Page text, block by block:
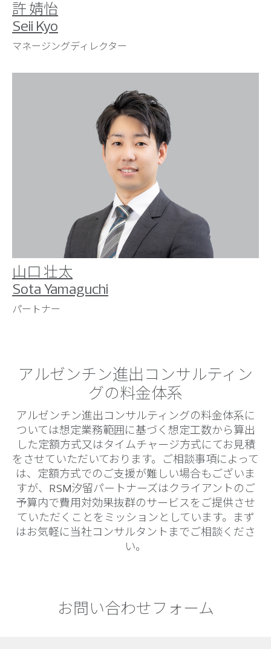
許 婧怡
Seii Kyo
マネージングディレクター
山口 壮太
Sota Yamaguchi
パートナー
アルゼンチン進出コンサルティン
グの料金体系
アルゼンチン進出コンサルティングの料金体系に
ついては想定業務範囲に基づく想定工数から算出
した定額方式又はタイムチャージ方式にてお見積
をさせていただいております。ご相談事項によって
は、定額方式でのご支援が難しい場合もございま
すが、RSM汐留パートナーズはクライアントのご
予算内で費用対効果抜群のサービスをご提供させ
ていただくことをミッションとしています。まず
はお気軽に当社コンサルタントまでご相談くださ
い。
お問い合わせフォーム